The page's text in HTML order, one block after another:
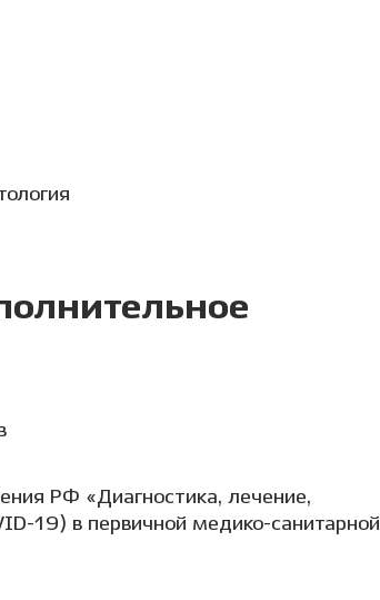
РФ «Диагностика, лечение,
19) в первичной медико-санитарной